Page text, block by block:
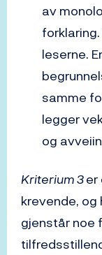
av
leserne.
samme
legger
og
Kriterium 3er
krevende,
gjenstår noe